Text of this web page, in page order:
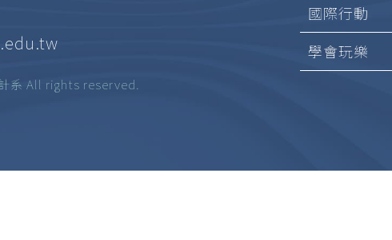
系 All rights reserved.
國際行動
學會玩樂